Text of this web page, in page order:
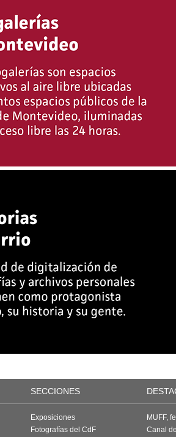
SECCIONES
Exposiciones
Fotografías del CdF
MUFF,
Canal